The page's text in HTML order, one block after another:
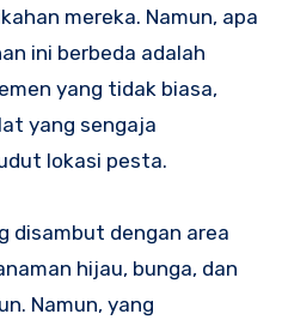
mereka. Namun, apa
ini berbeda adalah
yang tidak biasa,
yang sengaja
lokasi pesta.
disambut dengan area
hijau, bunga, dan
Namun, yang